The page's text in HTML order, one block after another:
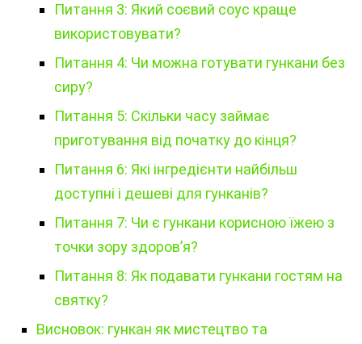
Питання 3: Який соєвий соус краще
використовувати?
Питання 4: Чи можна готувати гункани без
сиру?
Питання 5: Скільки часу займає
приготування від початку до кінця?
Питання 6: Які інгредієнти найбільш
доступні і дешеві для гунканів?
Питання 7: Чи є гункани корисною їжею з
точки зору здоров’я?
Питання 8: Як подавати гункани гостям на
святку?
Висновок: гункан як мистецтво та